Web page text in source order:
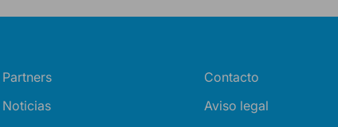
Partners
Noticias
Contacto
Aviso legal